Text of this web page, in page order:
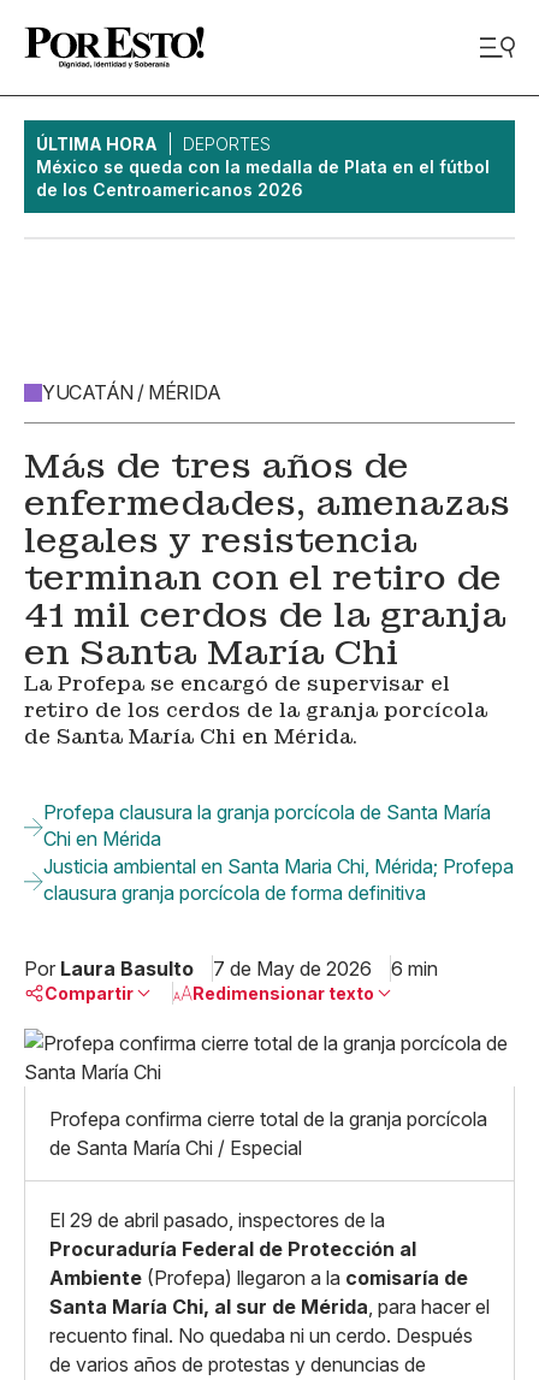
ÚLTIMA HORA
DEPORTES
México se queda con la medalla de Plata en el fútbol
de los Centroamericanos 2026
YUCATÁN / MÉRIDA
Más de tres años de
enfermedades, amenazas
legales y resistencia
terminan con el retiro de
41 mil cerdos de la granja
en Santa María Chi
La Profepa se encargó de supervisar el
retiro de los cerdos de la granja porcícola
de Santa María Chi en Mérida.
Profepa clausura la granja porcícola de Santa María
Chi en Mérida
Justicia ambiental en Santa Maria Chi, Mérida; Profepa
clausura granja porcícola de forma definitiva
Por Laura Basulto 7 de May de 2026 6 min
Compartir
Linkedin
X
Whatsapp
Copiar enlace
Redimensionar texto
Grande
Profepa confirma cierre total de la granja porcícola
de Santa María Chi / Especial
El 29 de abril pasado, inspectores de la
Procuraduría Federal de Protección al
Ambiente (Profepa) llegaron a la comisaría de
Santa María Chi, al sur de Mérida, para hacer el
recuento final. No quedaba ni un cerdo. Después
de varios años de protestas y denuncias de